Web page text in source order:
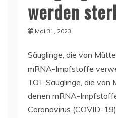
werden
Mai 31, 2023
Säuglinge, die von
mRNA-Impfstoffe
TOT Säuglinge, die von
denen mRNA-
Coronavirus (COVID-